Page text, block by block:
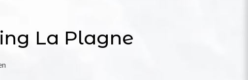
La Plagne